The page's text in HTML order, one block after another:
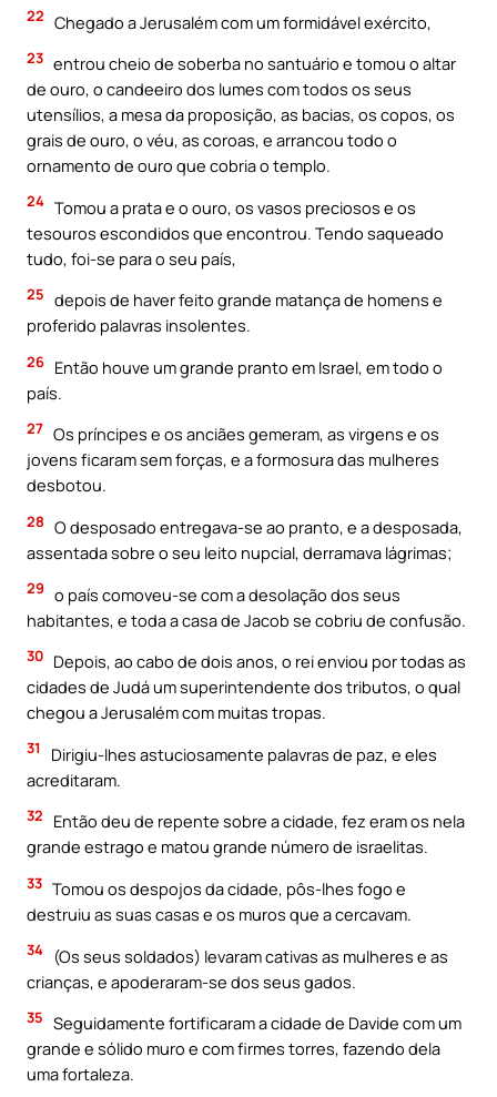
22 Chegado a Jerusalém com um formidável exército,
23 entrou cheio de soberba no santuário e tomou o altar
de ouro, o candeeiro dos lumes com todos os seus
utensílios, a mesa da proposição, as bacias, os copos, os
grais de ouro, o véu, as coroas, e arrancou todo o
ornamento de ouro que cobria o templo.
24 Tomou a prata e o ouro, os vasos preciosos e os
tesouros escondidos que encontrou. Tendo saqueado
tudo, foi-se para o seu país,
25 depois de haver feito grande matança de homens e
proferido palavras insolentes.
26 Então houve um grande pranto em Israel, em todo o
país.
27 Os príncipes e os anciães gemeram, as virgens e os
jovens ficaram sem forças, e a formosura das mulheres
desbotou.
28 O desposado entregava-se ao pranto, e a desposada,
assentada sobre o seu leito nupcial, derramava lágrimas;
29 o país comoveu-se com a desolação dos seus
habitantes, e toda a casa de Jacob se cobriu de confusão.
30 Depois, ao cabo de dois anos, o rei enviou por todas as
cidades de Judá um superintendente dos tributos, o qual
chegou a Jerusalém com muitas tropas.
31
Dirigiu-lhes astuciosamente palavras de paz, e eles
acreditaram.
32
Então deu de repente sobre a cidade, fez eram os nela
grande estrago e matou grande número de israelitas.
33 Tomou os despojos da cidade, pôs-lhes fogo e
destruiu as suas casas e os muros que a cercavam.
34
(Os seus soldados) levaram cativas as mulheres e as
crianças, e apoderaram-se dos seus gados.
35 Seguidamente fortificaram a cidade de Davide com um
grande e sólido muro e com firmes torres, fazendo dela
uma fortaleza.